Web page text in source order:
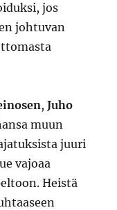
jos
johtuvan
,Juho
muun
juuri
vajoaa
Heistä